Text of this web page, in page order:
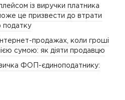
із виручки платника
це призвести до втрати
податку
продажах, коли гроші
сумою: як діяти продавцю
ФОП-єдиноподатнику: